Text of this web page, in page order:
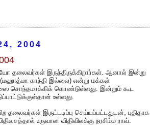
2004
தலைவர்கள் இருந்திருக்கிறார்கள். ஆனால் இன்று
(மஹாத்மா காந்தி இல்லை) என்று மக்கள்
சொந்தமாக்கிக் கொண்டுள்ளது. இன்றும் கூட
உள்ளது.
தலைவர்கள் இருட்டடிப்பு செய்யப்பட்டதுடன், புதிதாக
உருவான விதிவிலக்கு நரசிம்ம ராவ்.